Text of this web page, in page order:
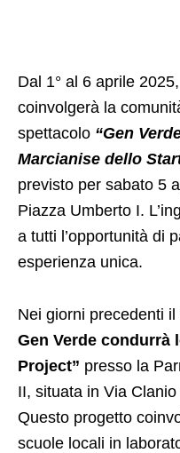
Dal 1° al 6 aprile
coinvolgerà la
spettacolo “Gen
Marcianise dello
previsto per sabato 5
Piazza Umberto I.
a tutti l’opportunità di
esperienza unica. ​
Nei giorni precedenti
Gen Verde condurrà
Project” presso la
II, situata in Via
Questo progetto
scuole locali in